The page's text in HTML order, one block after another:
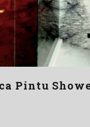
Pintu